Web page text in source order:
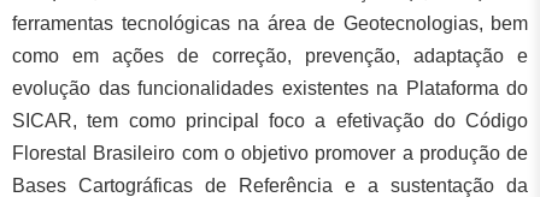
ferramentas tecnológicas na área de Geotecnologias, bem
como em ações de correção, prevenção, adaptação e
evolução das funcionalidades existentes na Plataforma do
SICAR, tem como principal foco a efetivação do Código
Florestal Brasileiro com o objetivo promover a produção de
Bases Cartográficas de Referência e a sustentação da